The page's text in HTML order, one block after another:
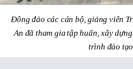
Đông đảo các cán bộ, giảng viên
An đã tham giatập huấn, xây
trình đào tạo